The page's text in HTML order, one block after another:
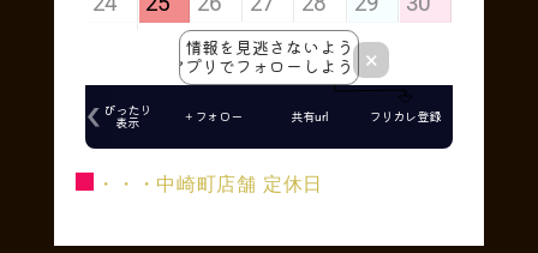
■ ・・・中崎町店舗 定休日